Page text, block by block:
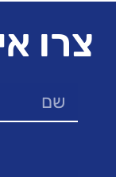
צרו